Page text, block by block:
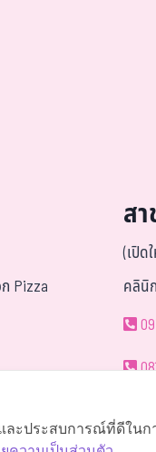
Pizza
ส
(เปิด
คลินิ
ละประสบการณ์ที่ดีใน